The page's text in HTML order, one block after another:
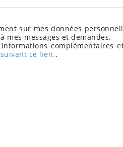
sur mes données
mes messages et demandes.
complémentaires
suivant ce lien..